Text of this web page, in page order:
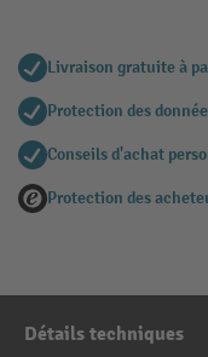
Livraison gratuite à
Protection des
Conseils d'achat
Protection des
Détails techniques